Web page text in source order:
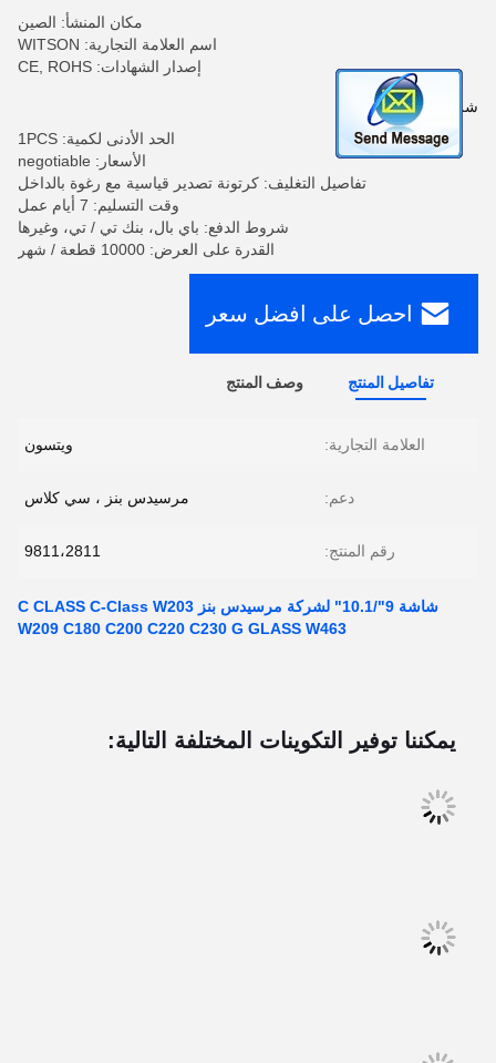
مكان المنشأ: الصين
اسم العلامة التجارية: WITSON
إصدار الشهادات: CE, ROHS
شروط الدفع والشحن
الحد الأدنى لكمية: 1PCS
الأسعار: negotiable
تفاصيل التغليف: كرتونة تصدير قياسية مع رغوة بالداخل
وقت التسليم: 7 أيام عمل
شروط الدفع: باي بال، بنك تي / تي، وغيرها
القدرة على العرض: 10000 قطعة / شهر
احصل على افضل سعر
تفاصيل المنتج وصف المنتج
العلامة التجارية: ويتسون
دعم: مرسيدس بنز ، سي كلاس
رقم المنتج: 9811،2811
شاشة 9"/10.1" لشركة مرسيدس بنز C CLASS C-Class W203
W209 C180 C200 C220 C230 G GLASS W463
يمكننا توفير التكوينات المختلفة التالية: